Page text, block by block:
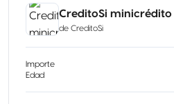
CreditoSi minicrédito
de CreditoSi
Importe
Edad